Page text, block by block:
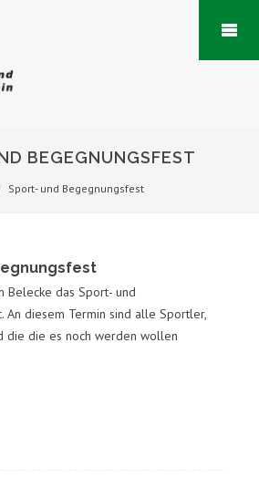
BEGEGNUNGSFEST
Sport- und Begegnungsfest
Belecke das Sport- und
An diesem Termin sind alle Sportler,
die die es noch werden wollen